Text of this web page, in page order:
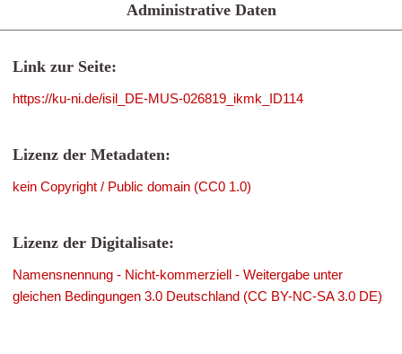
Administrative Daten
Link zur Seite:
https://ku-ni.de/isil_DE-MUS-026819_ikmk_ID114
Lizenz der Metadaten:
kein Copyright / Public domain (CC0 1.0)
Lizenz der Digitalisate:
Namensnennung - Nicht-kommerziell - Weitergabe unter
gleichen Bedingungen 3.0 Deutschland (CC BY-NC-SA 3.0 DE)